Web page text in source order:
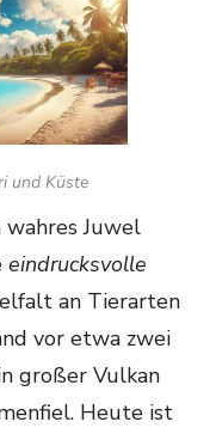
und Küste
Juwel
eindrucksvolle
an Tierarten
vor etwa zwei
großer Vulkan
Heute ist